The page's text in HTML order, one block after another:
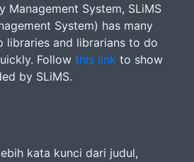
Management System, SLiMS
System) has many
libraries and librarians to do
Follow this link to show
by SLiMS.
kata kunci dari judul,